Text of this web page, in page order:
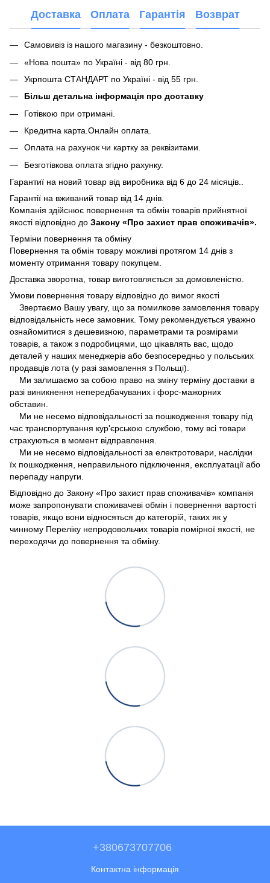
Доставка Оплата Гарантія Возврат
Самовивіз із нашого магазину - безкоштовно.
«Нова пошта» по Україні - від 80 грн.
Укрпошта СТАНДАРТ по Україні - від 55 грн.
Більш детальна інформація про доставку
Готівкою при отримані.
Кредитна карта.Онлайн оплата.
Оплата на рахунок чи картку за реквізитами.
Безготівкова оплата згідно рахунку.
Гарантиї на новий товар від виробника від 6 до 24 місяців..
Гарантії на вживаний товар від 14 днів.
Компанія здійснює повернення та обмін товарів прийнятної
якості відповідно до Закону «Про захист прав споживачів».
Терміни повернення та обміну
Повернення та обмін товару можливі протягом 14 днів з
моменту отримання товару покупцем.
Доставка зворотна, товар виготовляється за домовленістю.
Умови повернення товару відповідно до вимог якості
Звертаємо Вашу увагу, що за помилкове замовлення товару
відповідальність несе замовник. Тому рекомендується уважно
ознайомитися з дешевизною, параметрами та розмірами
товарів, а також з подробицями, що цікавлять вас, щодо
деталей у наших менеджерів або безпосередньо у польських
продавців лота (у разі замовлення з Польщі).
Ми залишаємо за собою право на зміну терміну доставки в
разі виникнення непередбачуваних і форс-мажорних
обставин.
Ми не несемо відповідальності за пошкодження товару під
час транспортування кур'єрською службою, тому всі товари
страхуються в момент відправлення.
Ми не несемо відповідальності за електротовари, наслідки
їх пошкодження, неправильного підключення, експлуатації або
перепаду напруги.
Відповідно до Закону «Про захист прав споживачів» компанія
може запропонувати споживачеві обмін і повернення вартості
товарів, якщо вони відносяться до категорій, таких як у
чинному Переліку непродовольчих товарів помірної якості, не
переходячи до повернення та обміну.
+380673707706
Контактна інформація